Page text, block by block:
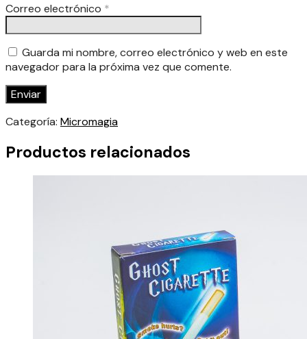
Correo electrónico *
Guarda mi nombre, correo electrónico y web en este
navegador para la próxima vez que comente.
Categoría: Micromagia
Productos relacionados